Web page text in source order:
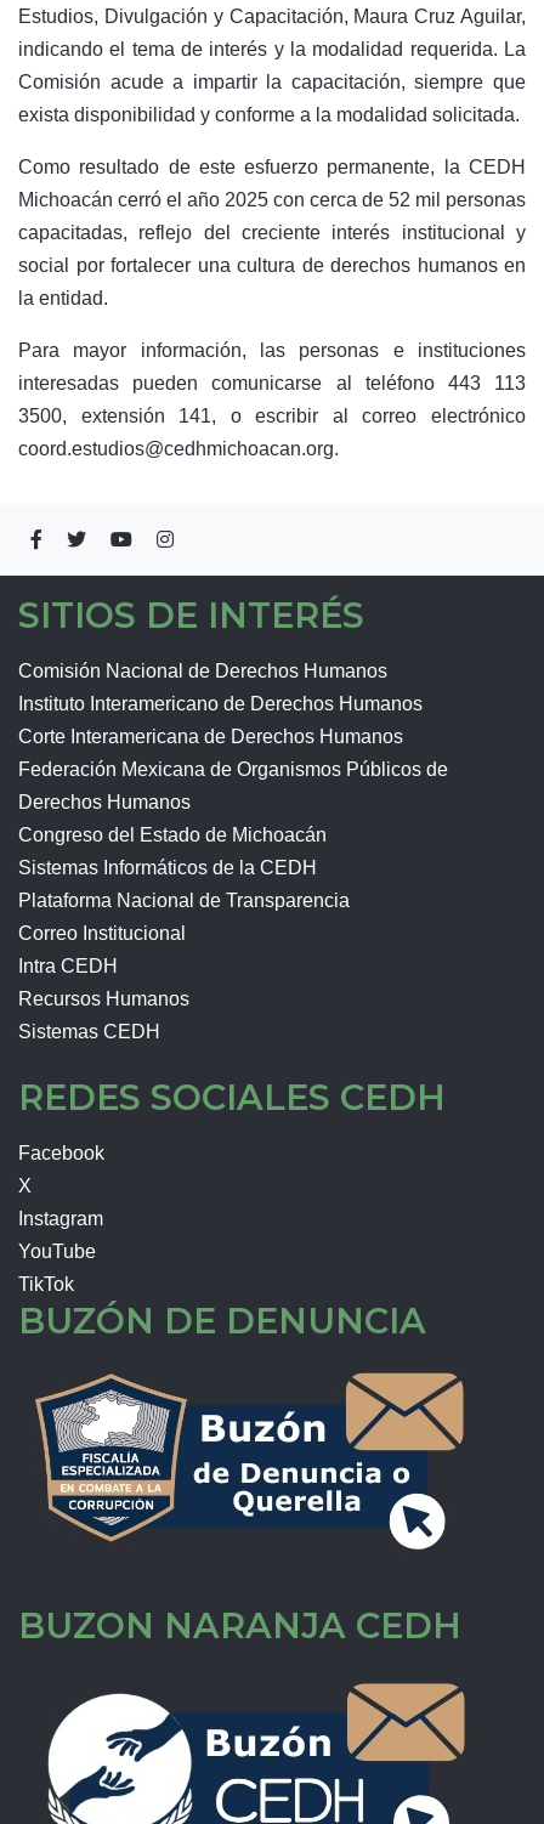
Estudios, Divulgación y Capacitación, Maura Cruz Aguilar,
indicando el tema de interés y la modalidad requerida. La
Comisión acude a impartir la capacitación, siempre que
exista disponibilidad y conforme a la modalidad solicitada.
Como resultado de este esfuerzo permanente, la CEDH
Michoacán cerró el año 2025 con cerca de 52 mil personas
capacitadas, reflejo del creciente interés institucional y
social por fortalecer una cultura de derechos humanos en
la entidad.
Para mayor información, las personas e instituciones
interesadas pueden comunicarse al teléfono 443 113
3500, extensión 141, o escribir al correo electrónico
coord.estudios@cedhmichoacan.org.
SITIOS DE INTERÉS
Comisión Nacional de Derechos Humanos
Instituto Interamericano de Derechos Humanos
Corte Interamericana de Derechos Humanos
Federación Mexicana de Organismos Públicos de
Derechos Humanos
Congreso del Estado de Michoacán
Sistemas Informáticos de la CEDH
Plataforma Nacional de Transparencia
Correo Institucional
Intra CEDH
Recursos Humanos
Sistemas CEDH
REDES SOCIALES CEDH
Facebook
X
Instagram
YouTube
TikTok
BUZÓN DE DENUNCIA
BUZON NARANJA CEDH